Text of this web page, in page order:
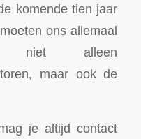
komende tien jaar
ons allemaal
niet alleen
maar ook de
je altijd contact